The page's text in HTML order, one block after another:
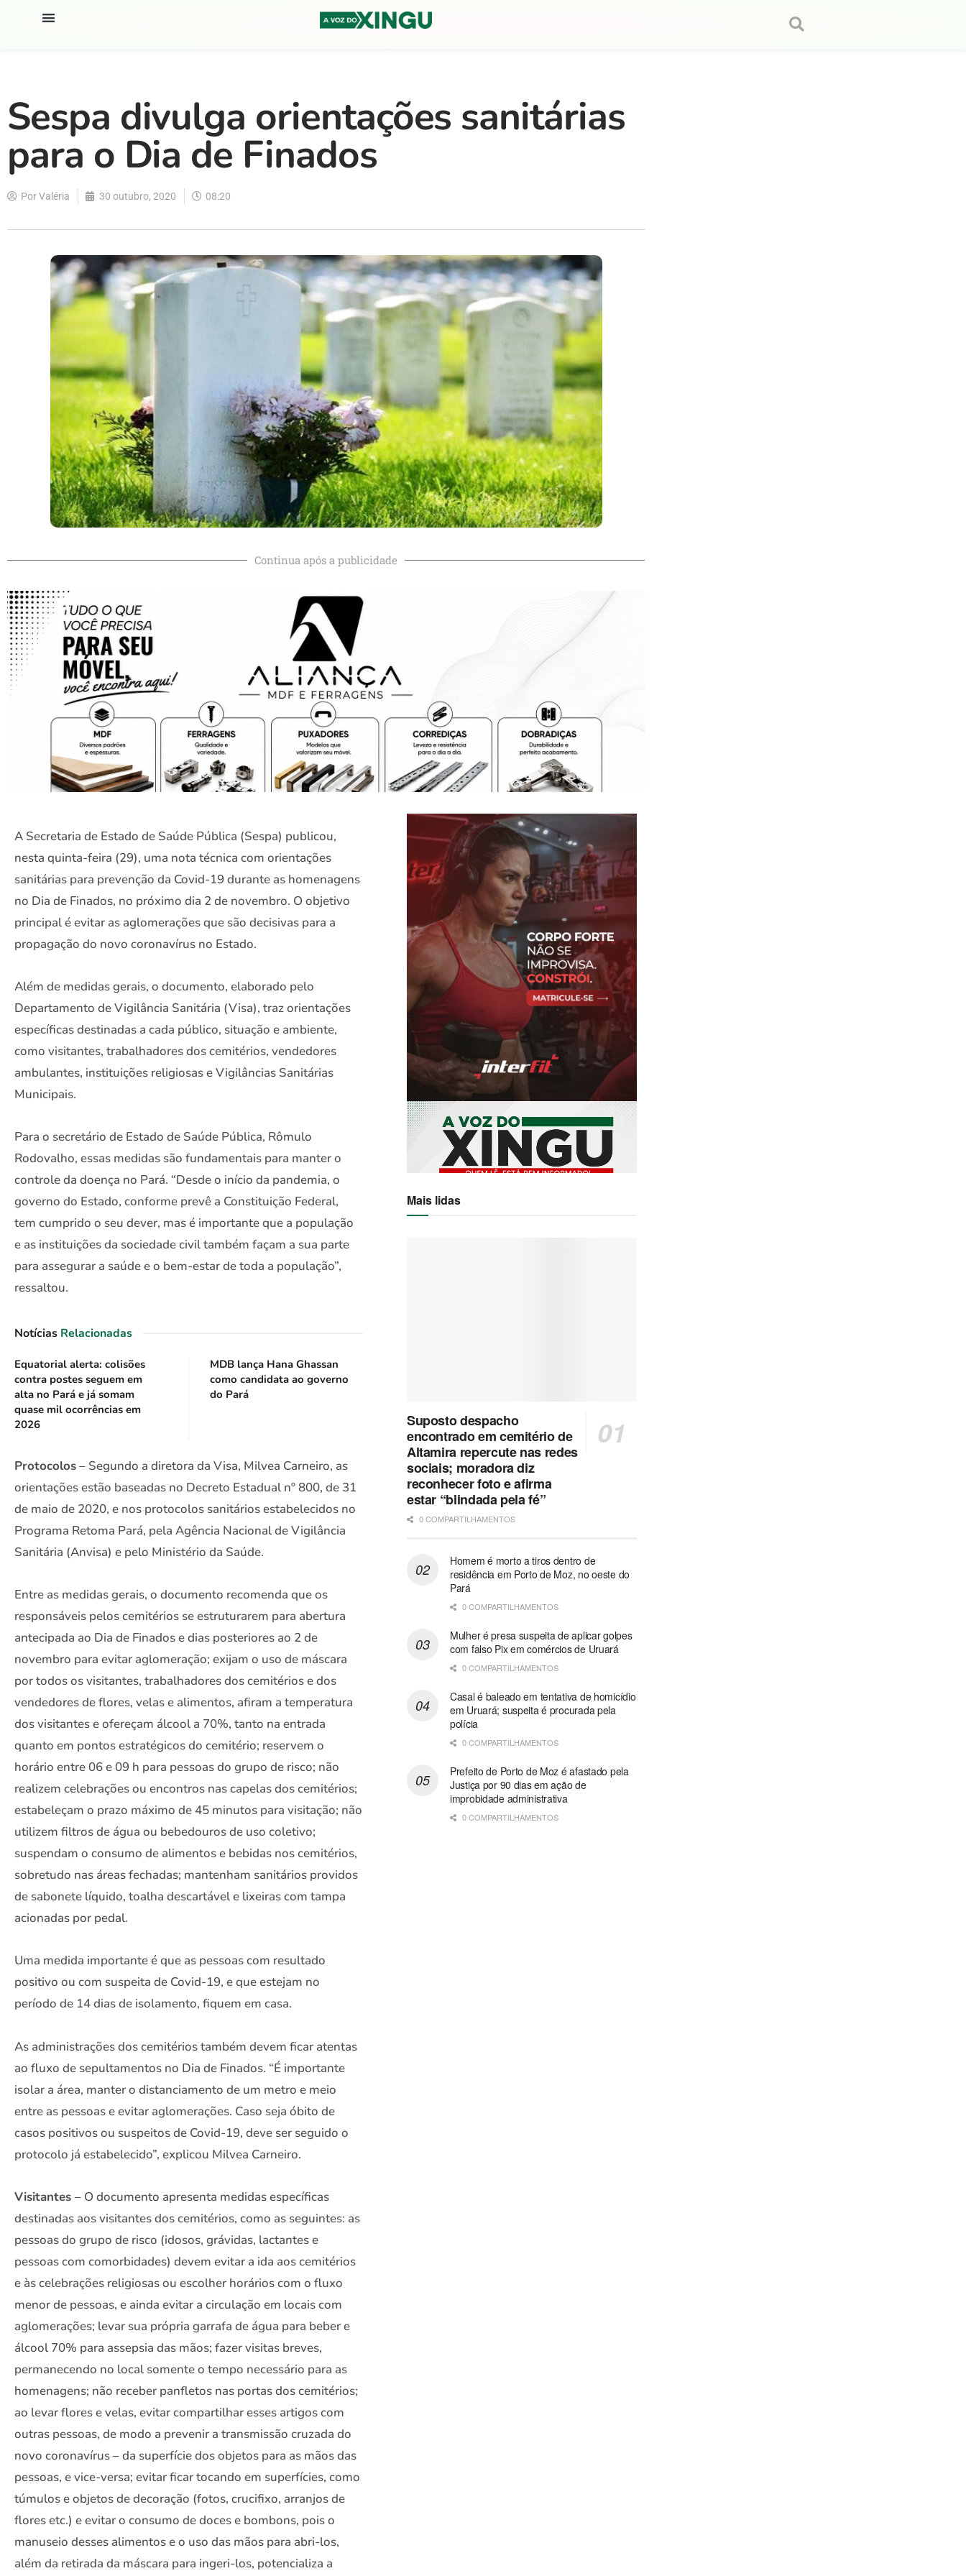
Sespa divulga orientações sanitárias
para o Dia de Finados
PorValéria 30 outubro, 2020 08:20
Continua após a publicidade
A Secretaria de Estado de Saúde Pública (Sespa) publicou,
nesta quinta-feira (29), uma nota técnica com orientações
sanitárias para prevenção da Covid-19 durante as homenagens
no Dia de Finados, no próximo dia 2 de novembro. O objetivo
principal é evitar as aglomerações que são decisivas para a
propagação do novo coronavírus no Estado.
Além de medidas gerais, o documento, elaborado pelo
Departamento de Vigilância Sanitária (Visa), traz orientações
específicas destinadas a cada público, situação e ambiente,
como visitantes, trabalhadores dos cemitérios, vendedores
ambulantes, instituições religiosas e Vigilâncias Sanitárias
Municipais.
Para o secretário de Estado de Saúde Pública, Rômulo
Rodovalho, essas medidas são fundamentais para manter o
controle da doença no Pará. “Desde o início da pandemia, o
governo do Estado, conforme prevê a Constituição Federal,
tem cumprido o seu dever, mas é importante que a população
e as instituições da sociedade civil também façam a sua parte
para assegurar a saúde e o bem-estar de toda a população”,
ressaltou.
Notícias Relacionadas
Equatorial alerta: colisões
contra postes seguem em
alta no Pará e já somam
quase mil ocorrências em
2026
MDB lança Hana Ghassan
como candidata ao governo
do Pará
Protocolos– Segundo a diretora da Visa, Milvea Carneiro, as
orientações estão baseadas no Decreto Estadual nº 800, de 31
de maio de 2020, e nos protocolos sanitários estabelecidos no
Programa Retoma Pará, pela Agência Nacional de Vigilância
Sanitária (Anvisa) e pelo Ministério da Saúde.
Entre as medidas gerais, o documento recomenda que os
responsáveis pelos cemitérios se estruturarem para abertura
antecipada ao Dia de Finados e dias posteriores ao 2 de
novembro para evitar aglomeração; exijam o uso de máscara
por todos os visitantes, trabalhadores dos cemitérios e dos
vendedores de flores, velas e alimentos, afiram a temperatura
dos visitantes e ofereçam álcool a 70%, tanto na entrada
quanto em pontos estratégicos do cemitério; reservem o
horário entre 06 e 09 h para pessoas do grupo de risco; não
realizem celebrações ou encontros nas capelas dos cemitérios;
estabeleçam o prazo máximo de 45 minutos para visitação; não
utilizem filtros de água ou bebedouros de uso coletivo;
suspendam o consumo de alimentos e bebidas nos cemitérios,
sobretudo nas áreas fechadas; mantenham sanitários providos
de sabonete líquido, toalha descartável e lixeiras com tampa
acionadas por pedal.
Uma medida importante é que as pessoas com resultado
positivo ou com suspeita de Covid-19, e que estejam no
período de 14 dias de isolamento, fiquem em casa.
As administrações dos cemitérios também devem ficar atentas
ao fluxo de sepultamentos no Dia de Finados. “É importante
isolar a área, manter o distanciamento de um metro e meio
entre as pessoas e evitar aglomerações. Caso seja óbito de
casos positivos ou suspeitos de Covid-19, deve ser seguido o
protocolo já estabelecido”, explicou Milvea Carneiro.
Visitantes – O documento apresenta medidas específicas
destinadas aos visitantes dos cemitérios, como as seguintes: as
pessoas do grupo de risco (idosos, grávidas, lactantes e
pessoas com comorbidades) devem evitar a ida aos cemitérios
e às celebrações religiosas ou escolher horários com o fluxo
menor de pessoas, e ainda evitar a circulação em locais com
aglomerações; levar sua própria garrafa de água para beber e
álcool 70% para assepsia das mãos; fazer visitas breves,
permanecendo no local somente o tempo necessário para as
homenagens; não receber panfletos nas portas dos cemitérios;
ao levar flores e velas, evitar compartilhar esses artigos com
outras pessoas, de modo a prevenir a transmissão cruzada do
novo coronavírus – da superfície dos objetos para as mãos das
pessoas, e vice-versa; evitar ficar tocando em superfícies, como
túmulos e objetos de decoração (fotos, crucifixo, arranjos de
flores etc.) e evitar o consumo de doces e bombons, pois o
manuseio desses alimentos e o uso das mãos para abri-los,
além da retirada da máscara para ingeri-los, potencializa a
Mais lidas
Suposto despacho
encontrado em cemitério de
Altamira repercute nas redes
sociais; moradora diz
reconhecer foto e afirma
estar “blindada pela fé”
0 COMPARTILHAMENTOS
Homem é morto a tiros dentro de
residência em Porto de Moz, no oeste do
Pará
0 COMPARTILHAMENTOS
Mulher é presa suspeita de aplicar golpes
com falso Pix em comércios de Uruará
0 COMPARTILHAMENTOS
Casal é baleado em tentativa de homicídio
em Uruará; suspeita é procurada pela
polícia
0 COMPARTILHAMENTOS
Prefeito de Porto de Moz é afastado pela
Justiça por 90 dias em ação de
improbidade administrativa
0 COMPARTILHAMENTOS